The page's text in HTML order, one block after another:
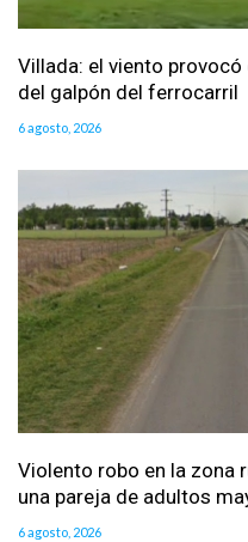
Villada: el viento
del galpón del ferrocarril
6 agosto, 2026
Violento robo en la zona
una pareja de adultos
6 agosto, 2026